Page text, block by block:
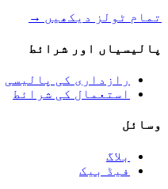
تمام ٹولز دیکھیں →
پالیسیاں اور شرائط
رازداری کی پالیسی
استعمال کی شرائط
وسائل
بلاگ
فیڈ بیک